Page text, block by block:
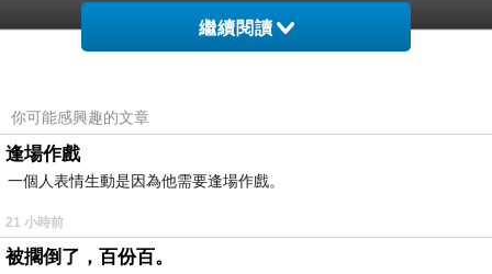
繼續閱讀
你可能感興趣的文章
逢場作戲
一個人表情生動是因為他需要逢場作戲。
21 小時前
被擱倒了，百份百。